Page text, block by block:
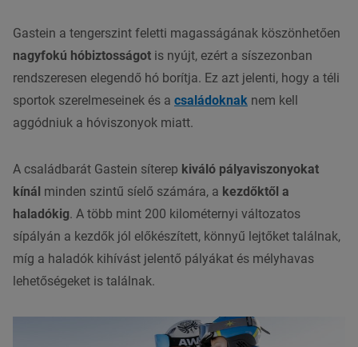
Gastein a tengerszint feletti magasságának köszönhetően
nagyfokú hóbiztosságot is nyújt, ezért a síszezonban
rendszeresen elegendő hó borítja. Ez azt jelenti, hogy a téli
sportok szerelmeseinek és a családoknak nem kell
aggódniuk a hóviszonyok miatt.
A családbarát Gastein síterep kiváló pályaviszonyokat
kínál minden szintű síelő számára, a kezdőktől a
haladókig. A több mint 200 kilométernyi változatos
sípályán a kezdők jól előkészített, könnyű lejtőket találnak,
míg a haladók kihívást jelentő pályákat és mélyhavas
lehetőségeket is találnak.